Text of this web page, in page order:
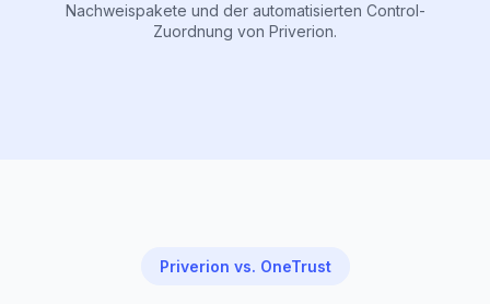
Nachweispakete und der automatisierten Control-
Zuordnung von Priverion.
Priverion vs. OneTrust